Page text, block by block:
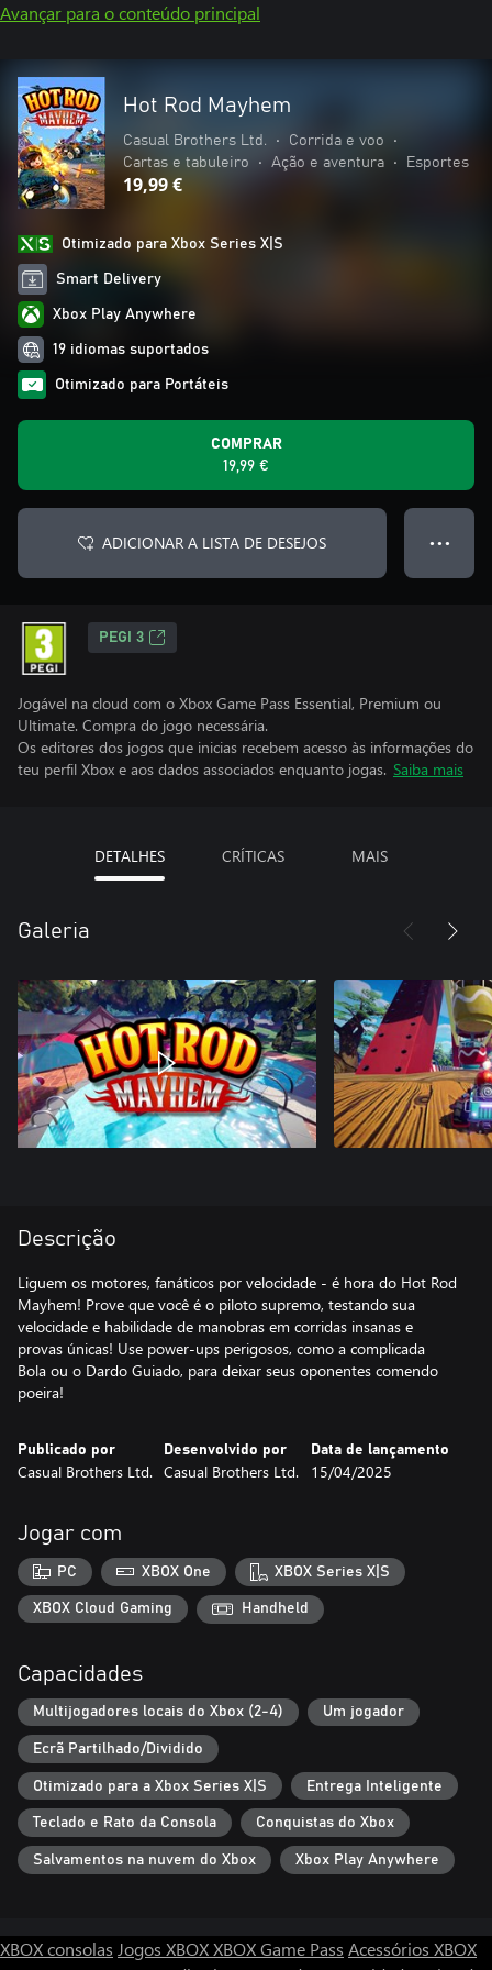
Avançar para o conteúdo principal
Hot Rod Mayhem
Casual Brothers Ltd. • Corrida e voo
•
Cartas e tabuleiro
• Ação e aventura • Esportes
19,99 €
Otimizado para Xbox Series X|S
Smart Delivery
Xbox Play Anywhere
19 idiomas suportados
Otimizado para Portáteis
COMPRAR
19,99 €
ADICIONAR A LISTA DE DESEJOS ● ● ●
PEGI 3
Jogável na cloud com o Xbox Game Pass Essential, Premium ou
Ultimate. Compra do jogo necessária.
Os editores dos jogos que inicias recebem acesso às informações do
teu perfil Xbox e aos dados associados enquanto jogas. Saiba mais
DETALHES CRÍTICAS MAIS
Galeria
Descrição
Liguem os motores, fanáticos por velocidade - é hora do Hot Rod
Mayhem! Prove que você é o piloto supremo, testando sua
velocidade e habilidade de manobras em corridas insanas e
provas únicas! Use power-ups perigosos, como a complicada
Bola ou o Dardo Guiado, para deixar seus oponentes comendo
poeira!
Publicado por
Casual Brothers Ltd.
Desenvolvido por
Casual Brothers Ltd.
Data de lançamento
15/04/2025
Jogar com
PC XBOX One XBOX Series X|S
XBOX Cloud Gaming Handheld
Capacidades
Multijogadores locais do Xbox (2-4) Um jogador
Ecrã Partilhado/Dividido
Otimizado para a Xbox Series X|S Entrega Inteligente
Teclado e Rato da Consola Conquistas do Xbox
Salvamentos na nuvem do Xbox Xbox Play Anywhere
XBOX consolas Jogos XBOXXBOX Game Pass Acessórios XBOX